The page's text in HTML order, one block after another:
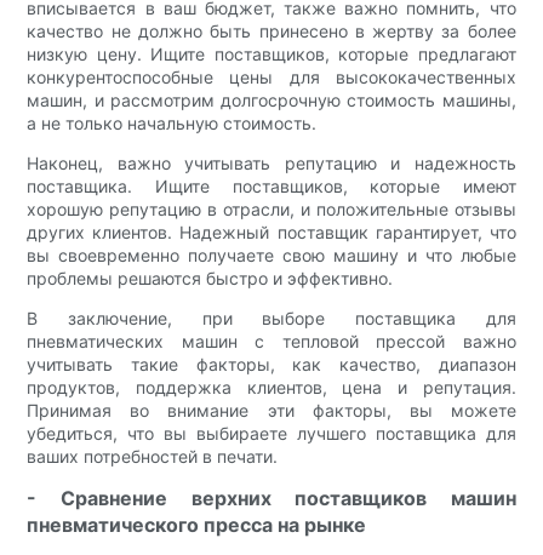
вписывается в ваш бюджет, также важно помнить, что
качество не должно быть принесено в жертву за более
низкую цену. Ищите поставщиков, которые предлагают
конкурентоспособные цены для высококачественных
машин, и рассмотрим долгосрочную стоимость машины,
а не только начальную стоимость.
Наконец, важно учитывать репутацию и надежность
поставщика. Ищите поставщиков, которые имеют
хорошую репутацию в отрасли, и положительные отзывы
других клиентов. Надежный поставщик гарантирует, что
вы своевременно получаете свою машину и что любые
проблемы решаются быстро и эффективно.
В заключение, при выборе поставщика для
пневматических машин с тепловой прессой важно
учитывать такие факторы, как качество, диапазон
продуктов, поддержка клиентов, цена и репутация.
Принимая во внимание эти факторы, вы можете
убедиться, что вы выбираете лучшего поставщика для
ваших потребностей в печати.
- Сравнение верхних поставщиков машин
пневматического пресса на рынке